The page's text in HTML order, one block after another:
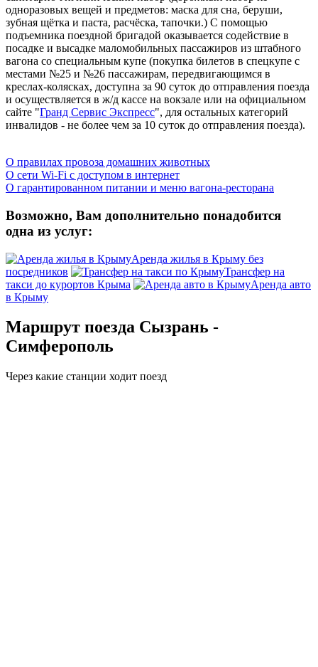
одноразовых вещей и предметов: маска для сна, беруши,
зубная щётка и паста, расчёска, тапочки.) C помощью
подъемника поездной бригадой оказывается содействие в
посадке и высадке маломобильных пассажиров из штабного
вагона со специальным купе (покупка билетов в спецкупе с
местами №25 и №26 пассажирам, передвигающимся в
креслах-колясках, доступна за 90 суток до отправления поезда
и осуществляется в ж/д кассе на вокзале или на официальном
сайте "Гранд Сервис Экспресс", для остальных категорий
инвалидов - не более чем за 10 суток до отправления поезда).
О правилах провоза домашних животных
О сети Wi-Fi с доступом в интернет
О гарантированном питании и меню вагона-ресторана
Возможно, Вам дополнительно понадобится
одна из услуг:
Аренда жилья в Крыму без
посредников
Трансфер на
такси до курортов Крыма
Аренда авто
в Крыму
Маршрут поезда Сызрань -
Симферополь
Через какие станции ходит поезд